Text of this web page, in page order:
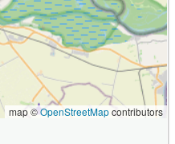
map ©OpenStreetMapcontributors